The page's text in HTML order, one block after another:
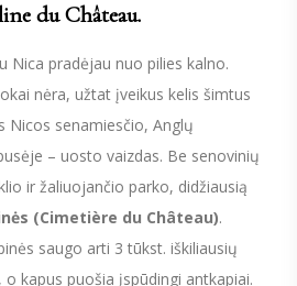
du Château.
Nica pradėjau nuo pilies kalno.
nėra, užtat įveikus kelis šimtus
Nicos senamiesčio, Anglų
– uosto vaizdas. Be senovinių
ir žaliuojančio parko, didžiausią
(Cimetière du Château).
saugo arti 3 tūkst. iškiliausių
kapus puošia įspūdingi antkapiai.